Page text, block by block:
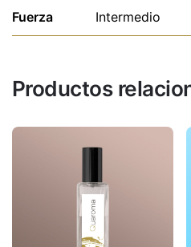
Fuerza Intermedio
Productos